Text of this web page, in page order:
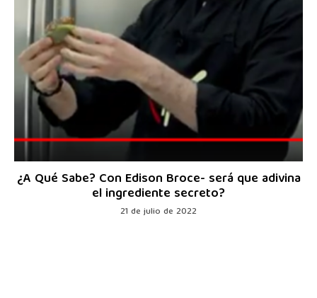
¿A Qué Sabe? Con Edison Broce- será que adivina
el ingrediente secreto?
21 de julio de 2022